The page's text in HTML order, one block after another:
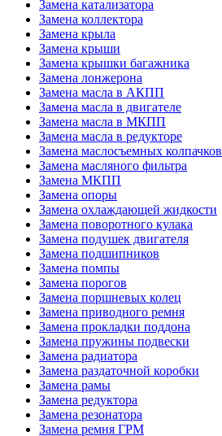
Замена катализатора
Замена коллектора
Замена крыла
Замена крыши
Замена крышки багажника
Замена лонжерона
Замена масла в АКПП
Замена масла в двигателе
Замена масла в МКПП
Замена масла в редукторе
Замена маслосъемных колпачков
Замена масляного фильтра
Замена МКПП
Замена опоры
Замена охлаждающей жидкости
Замена поворотного кулака
Замена подушек двигателя
Замена подшипников
Замена помпы
Замена порогов
Замена поршневых колец
Замена приводного ремня
Замена прокладки поддона
Замена пружины подвески
Замена радиатора
Замена раздаточной коробки
Замена рамы
Замена редуктора
Замена резонатора
Замена ремня ГРМ